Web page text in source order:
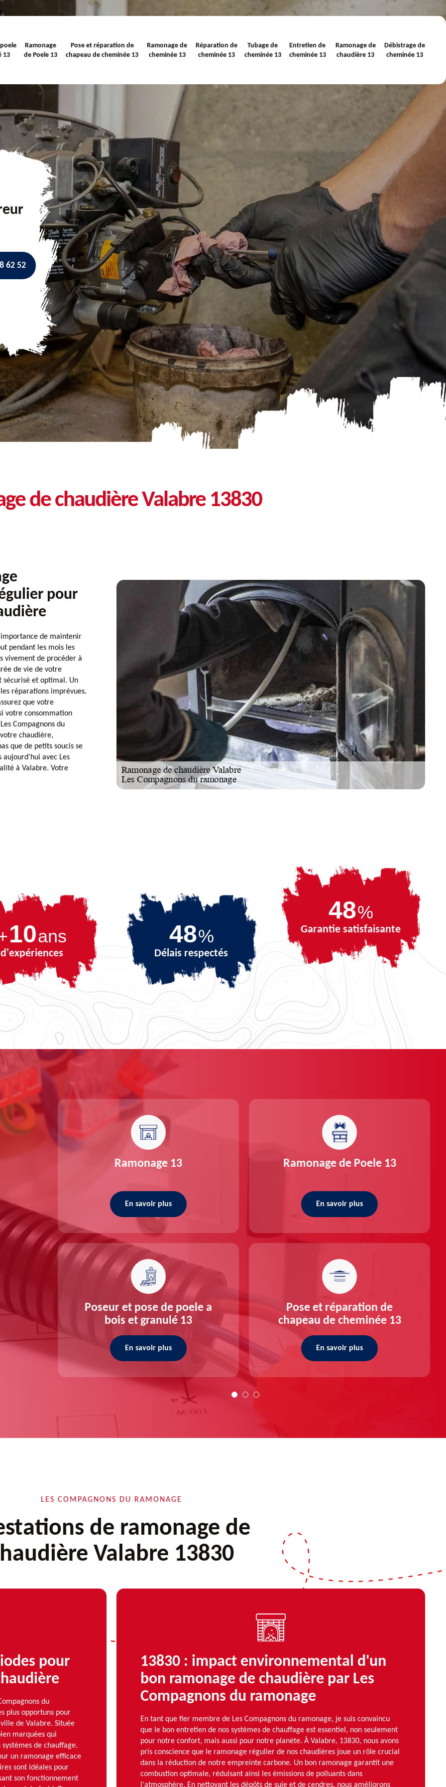
13
Ramonage
de Poele 13
Pose et réparation de
chapeau de cheminée 13
Ramonage de
cheminée 13
Réparation de
cheminée 13
Tubage de
cheminée 13
Entretien de
cheminée 13
Ramonage de
chaudière 13
Débistrage de
cheminée 13
62 52
de chaudière Valabre 13830
pour
de maintenir
pendant les mois les
vivement de procéder à
de vie de votre
sécurisé et optimal. Un
réparations imprévues.
que votre
votre consommation
Compagnons du
chaudière,
que de petits soucis se
aujourd'hui avec Les
à Valabre. Votre
10ans
d'expériences
69%
Délais respectés
69%
Garantie satisfaisante
13
13
Ramonage 13
En savoir plus
Poseur et pose de poele a
bois et granulé 13
En savoir plus
Ramonage de Poele 13
En savoir plus
Pose et réparation de
chapeau de cheminée 13
En savoir plus
LES COMPAGNONS DU RAMONAGE
de ramonage de
Valabre 13830
pour
du
plus opportuns pour
de Valabre. Située
marquées qui
de chauffage.
un ramonage efficace
sont idéales pour
son fonctionnement
13830 : impact environnemental d'un
bon ramonage de chaudière par Les
Compagnons du ramonage
En tant que fier membre de Les Compagnons du ramonage, je suis convaincu
que le bon entretien de nos systèmes de chauffage est essentiel, non seulement
pour notre confort, mais aussi pour notre planète. À Valabre, 13830, nous avons
pris conscience que le ramonage régulier de nos chaudières joue un rôle crucial
dans la réduction de notre empreinte carbone. Un bon ramonage garantit une
combustion optimale, réduisant ainsi les émissions de polluants dans
l'atmosphère. En nettoyant les dépôts de suie et de cendres, nous améliorons